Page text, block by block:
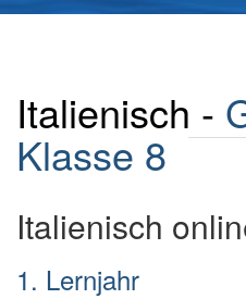
Italienisch -
Klasse 8
Italienisch
1. Lernjahr